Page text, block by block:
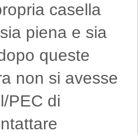
casella
piena e sia
queste
non si avesse
PEC di